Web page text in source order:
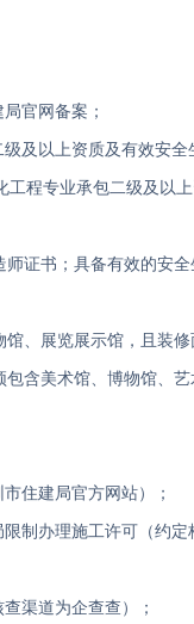
官网备案；
及以上资质及有效安
程专业承包二级及以
证书；具备有效的安
、展览展示馆，且装
含美术馆、博物馆、
住建局官方网站）；
制办理施工许可（约
渠道为企查查）；